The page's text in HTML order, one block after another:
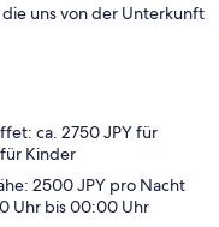
uns von der Unterkunft
ca. 2750 JPY für
für Kinder
2500 JPY pro Nacht
Uhr bis 00:00 Uhr